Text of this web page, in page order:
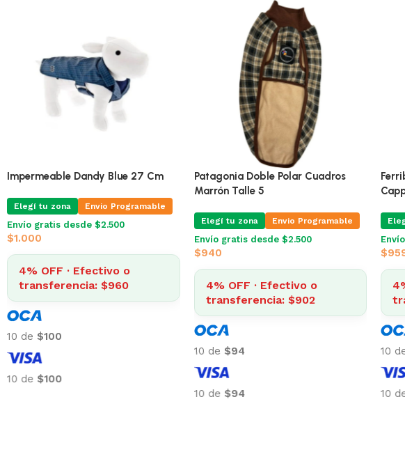
Impermeable Dandy Blue 39 Cm
Elegí tu zona Envio Programable
Envío gratis desde $2.500
$1.690
4% OFF · Efectivo o
transferencia: $1.622
10 de$169
Impermeable Dandy Blue 27 Cm
Envío gratis desde $2.500
$1.000
4% OFF · Efectivo o
transferencia: $960
10 de$100
10 de$100
$
10
10